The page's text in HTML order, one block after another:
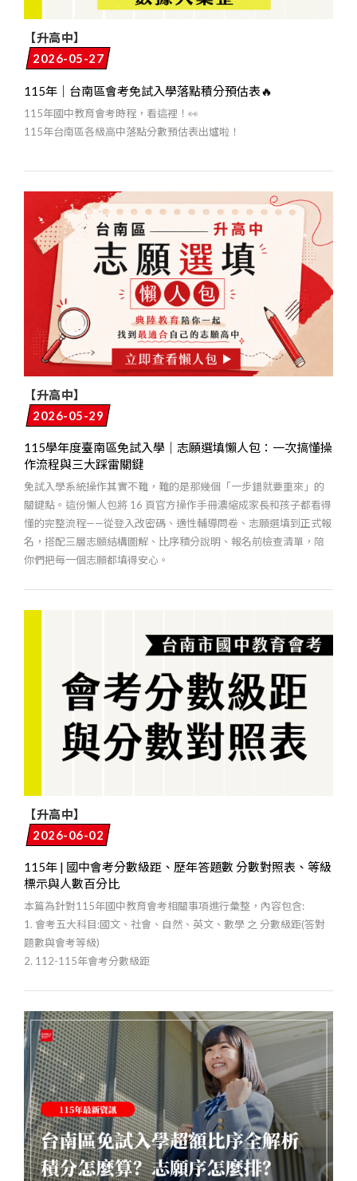
【升高中】
2026-05-27
115年｜台南區會考免試入學落點積分預估表🔥
115年國中教育會考時程，看這裡！👀
115年台南區各級高中落點分數預估表出爐啦！
【升高中】
2026-05-29
115學年度臺南區免試入學｜志願選填懶人包：一次搞懂操
作流程與三大踩雷關鍵
免試入學系統操作其實不難，難的是那幾個「一步錯就要重來」的
關鍵點。這份懶人包將 16 頁官方操作手冊濃縮成家長和孩子都看得
懂的完整流程——從登入改密碼、適性輔導問卷、志願選填到正式報
名，搭配三層志願結構圖解、比序積分說明、報名前檢查清單，陪
你們把每一個志願都填得安心。
【升高中】
2026-06-02
115年 | 國中會考分數級距、歷年答題數 分數對照表、等級
標示與人數百分比
本篇為針對115年國中教育會考相關事項進行彙整，內容包含:
1. 會考五大科目:國文、社會、自然、英文、數學 之 分數級距(答對
題數與會考等級)
2. 112-115年會考分數級距